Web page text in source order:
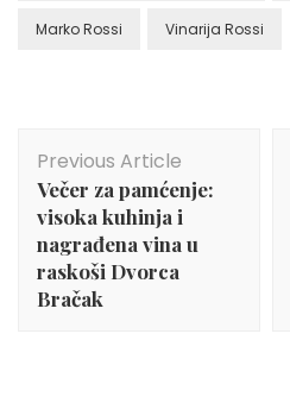
Marko Rossi Vinarija Rossi
Navigation
Previous Article
Večer za pamćenje:
visoka kuhinja i
nagrađena vina u
raskoši Dvorca
Bračak